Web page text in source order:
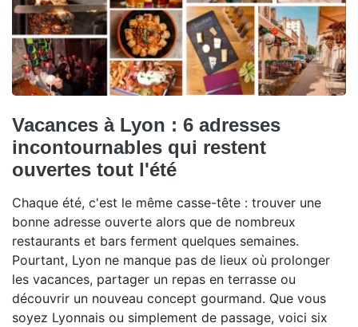
Vacances à Lyon : 6 adresses
incontournables qui restent
ouvertes tout l'été
Chaque été, c'est le même casse-tête : trouver une
bonne adresse ouverte alors que de nombreux
restaurants et bars ferment quelques semaines.
Pourtant, Lyon ne manque pas de lieux où prolonger
les vacances, partager un repas en terrasse ou
découvrir un nouveau concept gourmand. Que vous
soyez Lyonnais ou simplement de passage, voici six